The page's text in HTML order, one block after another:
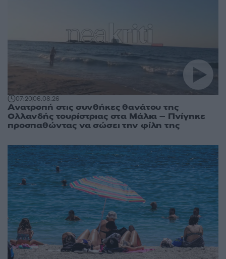
07:2006.08.26
Ανατροπή στις συνθήκες θανάτου της
Ολλανδής τουρίστριας στα Μάλια – Πνίγηκε
προσπαθώντας να σώσει την φίλη της